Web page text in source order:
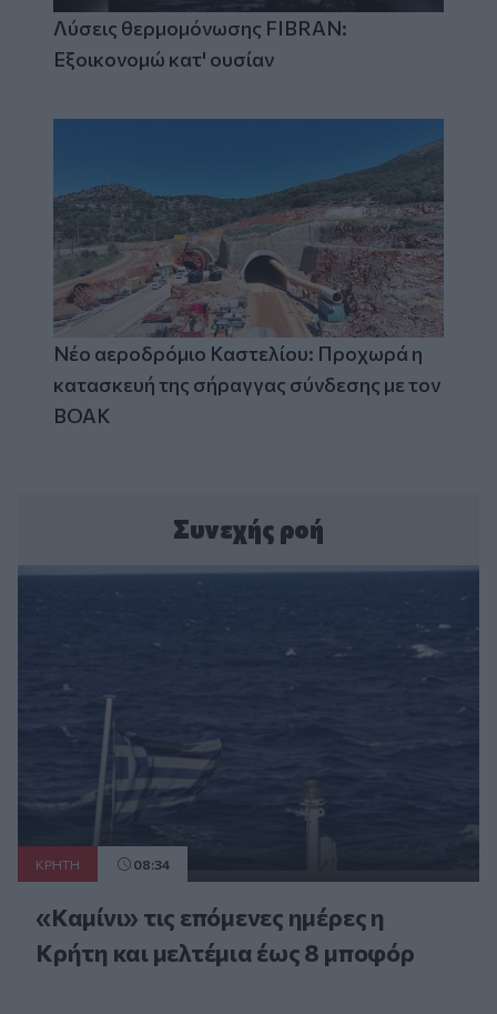
Λύσεις θερμομόνωσης FIBRAN:
Εξοικονομώ κατ' ουσίαν
Νέο αεροδρόμιο Καστελίου: Προχωρά η
κατασκευή της σήραγγας σύνδεσης με τον
ΒΟΑΚ
Συνεχής ροή
ΚΡΗΤΗ 08:34
«Καμίνι» τις επόμενες ημέρες η
Κρήτη και μελτέμια έως 8 μποφόρ